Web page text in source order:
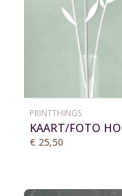
PRINTTHINGS
KAART/FOTO
VAAS
€ 25,50